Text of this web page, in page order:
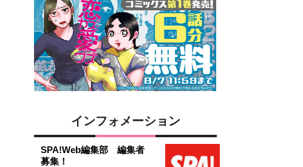
インフォメーション
SPA!Web編集部 編集者
募集！